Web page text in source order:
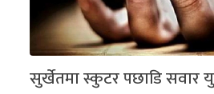
सुर्खेतमा स्कुटर पछाडि सवार